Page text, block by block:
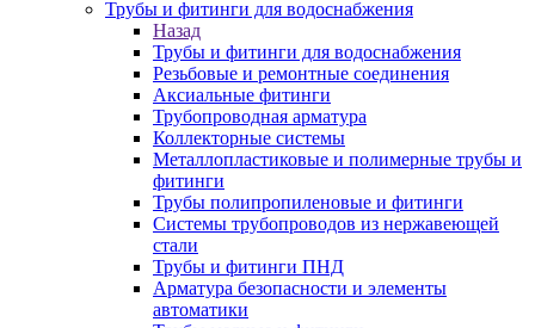
Трубы и фитинги для водоснабжения
Назад
Трубы и фитинги для водоснабжения
Резьбовые и ремонтные соединения
Аксиальные фитинги
Трубопроводная арматура
Коллекторные системы
Металлопластиковые и полимерные трубы и
фитинги
Трубы полипропиленовые и фитинги
Системы трубопроводов из нержавеющей
стали
Трубы и фитинги ПНД
Арматура безопасности и элементы
автоматики